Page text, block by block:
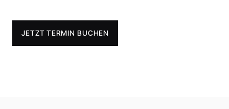
JETZT TERMIN BUCHEN